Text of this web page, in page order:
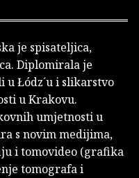
je spisateljica,
Diplomirala je
Łódz´u i slikarstvo
u Krakovu.
umjetnosti u
s novim medijima,
i tomovideo (grafika
tomografa i